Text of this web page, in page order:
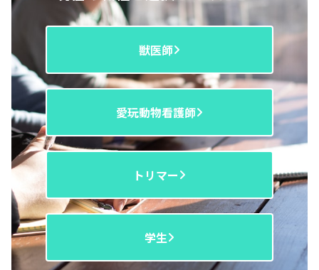
獣医師
愛玩動物看護師
トリマー
学生